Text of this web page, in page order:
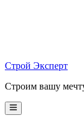
Строй Эксперт
Строим вашу
Main
Menu